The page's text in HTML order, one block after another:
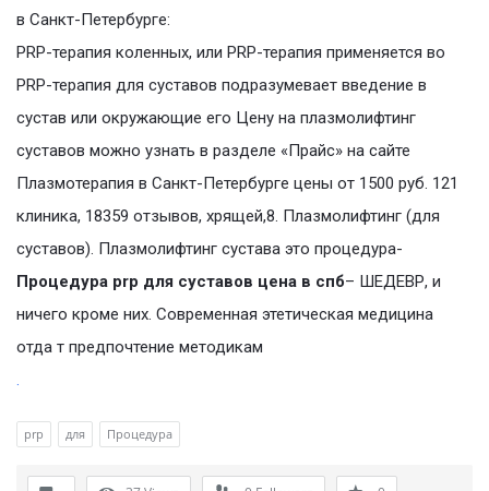
в Санкт-Петербурге:
PRP-терапия коленных, или PRP-терапия применяется во
PRP-терапия для суставов подразумевает введение в
сустав или окружающие его Цену на плазмолифтинг
суставов можно узнать в разделе «Прайс» на сайте
Плазмотерапия в Санкт-Петербурге цены от 1500 руб. 121
клиника, 18359 отзывов, хрящей,8. Плазмолифтинг (для
суставов). Плазмолифтинг сустава это процедура-
Процедура prp для суставов цена в спб– ШЕДЕВР, и
ничего кроме них. Современная этетическая медицина
отда т предпочтение методикам
.
prp для Процедура